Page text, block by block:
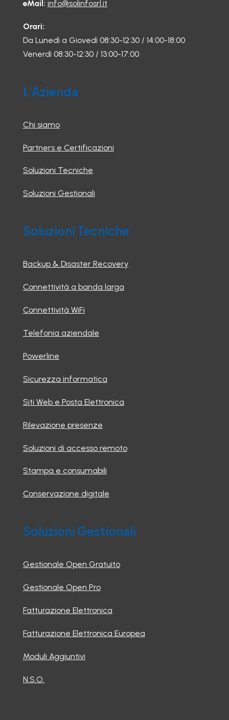
eMail: info@solinfosrl.it
Orari:
Da Lunedì a Giovedì 08:30-12:30 / 14:00-18:00
Venerdì 08:30-12:30 / 13:00-17:00
L'Azienda
Chi siamo
Partners e Certificazioni
Soluzioni Tecniche
Soluzioni Gestionali
Soluzioni Tecniche
Backup & Disaster Recovery
Connettività a banda larga
Connettività WiFi
Telefonia aziendale
Powerline
Sicurezza informatica
Siti Web e Posta Elettronica
Rilevazione presenze
Soluzioni di accesso remoto
Stampa e consumabili
Conservazione digitale
Soluzioni Gestionali
Gestionale Open Gratuito
Gestionale Open Pro
Fatturazione Elettronica
Fatturazione Elettronica Europea
Moduli Aggiuntivi
N.S.O.